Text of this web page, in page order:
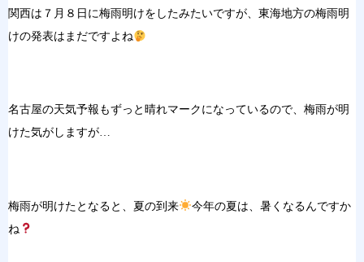
関西は７月８日に梅雨明けをしたみたいですが、東海地方の梅雨明
けの発表はまだですよね
名古屋の天気予報もずっと晴れマークになっているので、梅雨が明
けた気がしますが…
梅雨が明けたとなると、夏の到来
今年の夏は、暑くなるんですか
ね